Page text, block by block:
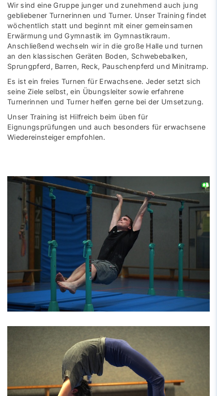
Wir sind eine Gruppe junger und zunehmend auch jung
gebliebener Turnerinnen und Turner. Unser Training findet
wöchentlich statt und beginnt mit einer gemeinsamen
Erwärmung und Gymnastik im Gymnastikraum.
Anschließend wechseln wir in die große Halle und turnen
an den klassischen Geräten Boden, Schwebebalken,
Sprungpferd, Barren, Reck, Pauschenpferd und Minitramp.
Es ist ein freies Turnen für Erwachsene. Jeder setzt sich
seine Ziele selbst, ein Übungsleiter sowie erfahrene
Turnerinnen und Turner helfen gerne bei der Umsetzung.
Unser Training ist Hilfreich beim üben für
Eignungsprüfungen und auch besonders für erwachsene
Wiedereinsteiger empfohlen.